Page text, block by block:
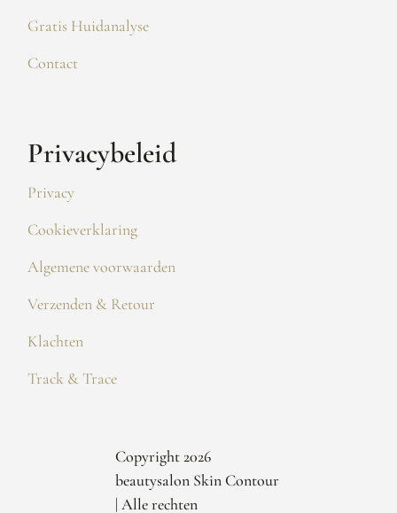
Gratis Huidanalyse
Contact
Privacybeleid
Privacy
Cookieverklaring
Algemene voorwaarden
Verzenden & Retour
Klachten
Track & Trace
Copyright 2026
beautysalon Skin Contour
| Alle rechten